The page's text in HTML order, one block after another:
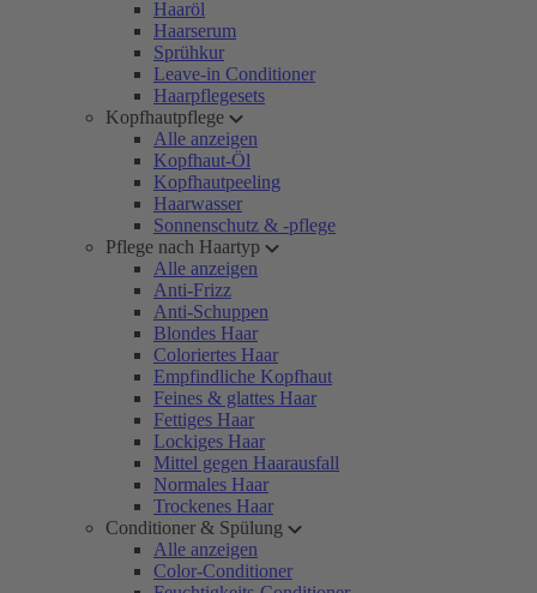
Haaröl
Haarserum
Sprühkur
Leave-in Conditioner
Haarpflegesets
Kopfhautpflege
Alle anzeigen
Kopfhaut-Öl
Kopfhautpeeling
Haarwasser
Sonnenschutz & -pflege
Pflege nach Haartyp
Alle anzeigen
Anti-Frizz
Anti-Schuppen
Blondes Haar
Coloriertes Haar
Empfindliche Kopfhaut
Feines & glattes Haar
Fettiges Haar
Lockiges Haar
Mittel gegen Haarausfall
Normales Haar
Trockenes Haar
Conditioner & Spülung
Alle anzeigen
Color-Conditioner